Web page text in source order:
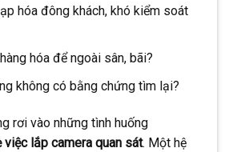
hóa đông khách, khó kiểm soát
hóa để ngoài sân, bãi?
không có bằng chứng tìm lại?
rơi vào những tình huống
việc lắp camera quan sát. Một hệ